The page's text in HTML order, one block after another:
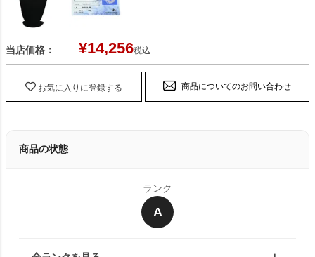
当店価格： ¥14,256税込
お気に入りに登録する 商品についてのお問い合わせ
商品の状態
ランク
A